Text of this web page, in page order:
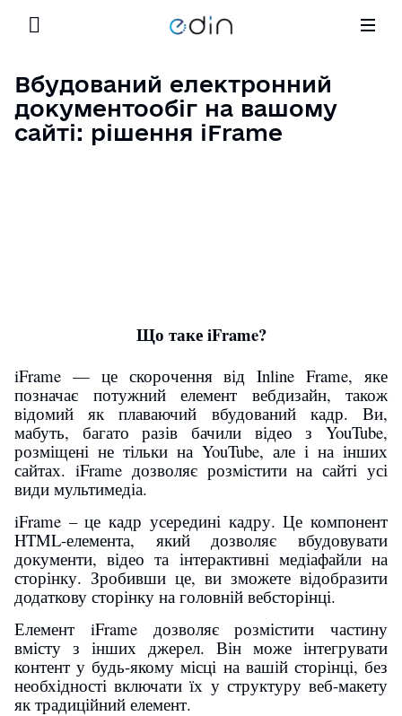
Шукати
Ціни
Продуктово-технологічне партнерство
Маркетингове партнерство
Кейси
Блог EDIN
Наші партнери
Інструкції
Довідник торгівельних мереж
Тарифи
Отримати електронний підпис
Назад
Українська English
Вхід/Реєстрація
Вбудований електронний
документообіг на вашому
сайті: рішення iFrame
Що таке iFrame?
iFrame — це скорочення від Inline Frame, яке
позначає потужний елемент вебдизайн, також
відомий як плаваючий вбудований кадр. Ви,
мабуть, багато разів бачили відео з YouTube,
розміщені не тільки на YouTube, але і на інших
сайтах. iFrame дозволяє розмістити на сайті усі
види мультимедіа.
iFrame – це кадр усередині кадру. Це компонент
HTML-елемента, який дозволяє вбудовувати
документи, відео та інтерактивні медіафайли на
сторінку. Зробивши це, ви зможете відобразити
додаткову сторінку на головній вебсторінці.
Елемент iFrame дозволяє розмістити частину
вмісту з інших джерел. Він може інтегрувати
контент у будь-якому місці на вашій сторінці, без
необхідності включати їх у структуру веб-макету
як традиційний елемент.